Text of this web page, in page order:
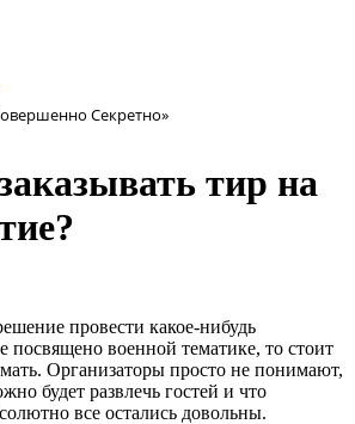
Секретно»
тир на
провести какое-нибудь
посвящено военной тематике, то стоит
Организаторы просто не понимают,
будет развлечь гостей и что
все остались довольны.